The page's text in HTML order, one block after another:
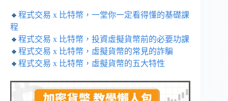
🔸 程式交易 x 比特幣，一堂你一定看得懂的基礎課
程
🔸 程式交易 x 比特幣，投資虛擬貨幣前的必要功課
🔸 程式交易 x 比特幣，虛擬貨幣的常見的詐騙
🔸 程式交易 x 比特幣，虛擬貨幣的五大特性